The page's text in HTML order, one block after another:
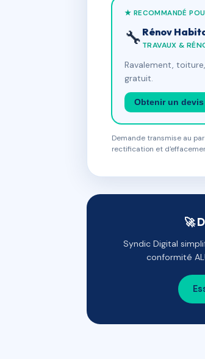
★ RECOMMANDÉ
🔧 Rénov
TRAVAUX &
Ravalement,
gratuit.
Obtenir un
Demande transmise au
rectification et
🚀
Syndic Digital
conformité